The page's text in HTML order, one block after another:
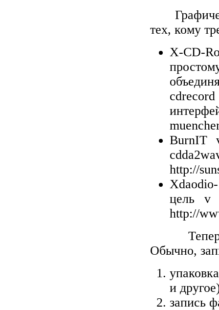
тех, кому
X-CD-
BurnIT
http://
цель v
http://
Обычно,
и
запись